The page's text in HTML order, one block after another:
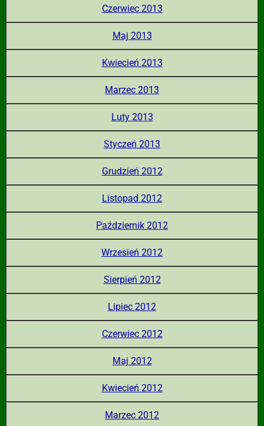
Czerwiec 2013
Maj 2013
Kwiecień 2013
Marzec 2013
Luty 2013
Styczeń 2013
Grudzień 2012
Listopad 2012
Październik 2012
Wrzesień 2012
Sierpień 2012
Lipiec 2012
Czerwiec 2012
Maj 2012
Kwiecień 2012
Marzec 2012